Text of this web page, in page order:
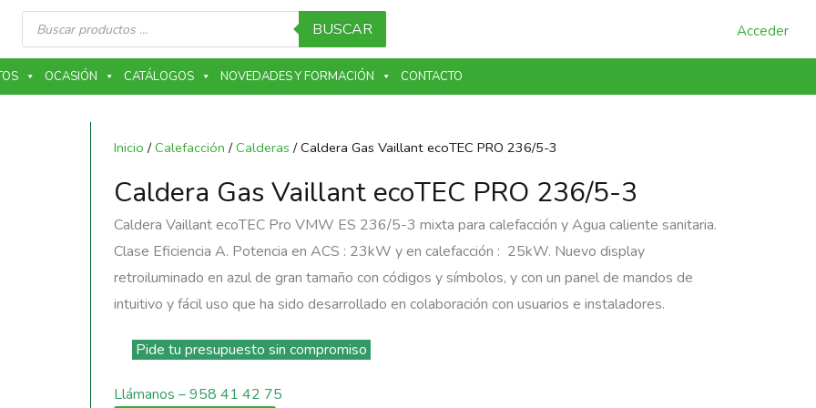
Búsqueda
productos BUSCAR Acceder
OCASIÓN CATÁLOGOS NOVEDADES Y FORMACIÓN CONTACTO
Inicio /Calefacción /Calderas / Caldera Gas Vaillant ecoTEC PRO 236/5-3
Caldera Gas Vaillant ecoTEC PRO 236/5-3
Caldera Vaillant ecoTEC Pro VMW ES 236/5-3 mixta para calefacción y Agua caliente sanitaria.
Clase Eficiencia A. Potencia en ACS : 23kW y en calefacción : 25kW. Nuevo display
retroiluminado en azul de gran tamaño con códigos y símbolos, y con un panel de mandos de
intuitivo y fácil uso que ha sido desarrollado en colaboración con usuarios e instaladores.
Pide tu presupuesto sin compromiso
Llámanos – 958 41 42 75